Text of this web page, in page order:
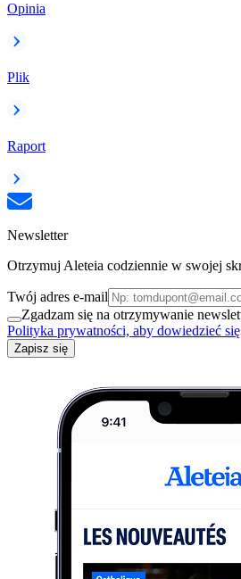
Opinia
Plik
Raport
Newsletter
Otrzymuj Aleteia codziennie w swojej
Twój adres e-mail
Zgadzam się na otrzymywanie
Polityka prywatności, aby dowiedzieć
Zapisz się